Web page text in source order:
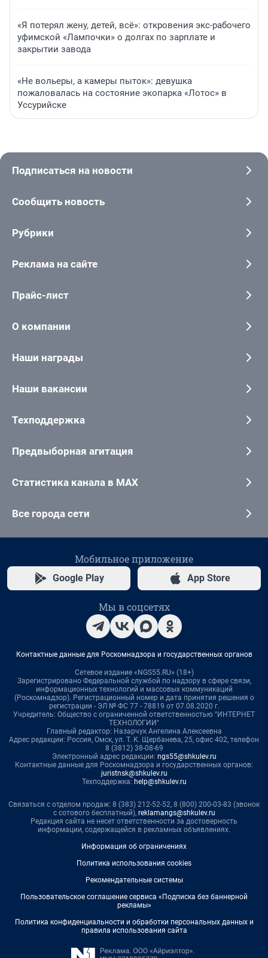
«Я потерял жену, детей, всё»: откровения экс-рабочего
уфимской «Лампочки» о долгах по зарплате и
закрытии завода
«Не вольеры, а камеры пыток»: девушка
пожаловалась на состояние экопарка «Лотос» в
Уссурийске
Подписаться на новости
Сообщить новость
Рубрики
Реклама на сайте
Прайс-лист
О компании
Наши награды
Наши вакансии
Техподдержка
Предвыборная агитация
Статистика канала в MAX
Все города сети
Мобильное приложение
Google Play App Store
Мы в соцсетях
Контактные данные для Роскомнадзора и государственных органов
Сетевое издание «NGS55.RU» (18+)
Зарегистрировано Федеральной службой по надзору в сфере связи,
информационных технологий и массовых коммуникаций
(Роскомнадзор). Регистрационный номер и дата принятия решения о
регистрации - ЭЛ № ФС 77 - 78819 от 07.08.2020 г.
Учредитель: Общество с ограниченной ответственностью "ИНТЕРНЕТ
ТЕХНОЛОГИИ"
Главный редактор: Назарчук Ангелина Алексеевна
Адрес редакции: Россия, Омск, ул. Т. К. Щербанева, 25, офис 402, телефон
8 (3812) 38-08-69
Электронный адрес редакции: ngs55@shkulev.ru
Контактные данные для Роскомнадзора и государственных органов:
juristnsk@shkulev.ru
Техподдержка: help@shkulev.ru
Связаться с отделом продаж: 8 (383) 212-52-52, 8 (800) 200-03-83 (звонок
с сотового бесплатный), reklamangs@shkulev.ru
Редакция сайта не несет ответственности за достоверность
информации, содержащейся в рекламных объявлениях.
Информация об ограничениях
Политика использования cookies
Рекомендательные системы
Пользовательское соглашение сервиса «Подписка без баннерной
рекламы»
Политика конфиденциальности и обработки персональных данных и
правила использования сайта